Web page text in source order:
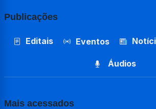
Publicações
Editais Eventos
Áudios
Mais acessados